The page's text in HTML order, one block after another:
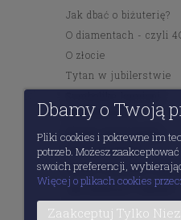
Jak dbać o biżuterię?
O diamentach - czyli
O złocie
Tytan w jubilerstwie
szlachetnych
Wybór pierścionka
zaręczynowego
Wybór obrączek
Jak zmierzyć rozmiar?
Diamenty
Dbamy o Twoją
Pliki cookies i pokrewne im
potrzeb. Możesz
swoich preferencji, wybierając
Więcej o plikach cookies
Zaakceptuj Tylko